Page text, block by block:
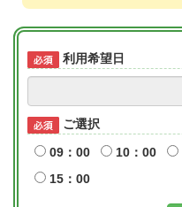
利用希望日
ご選択
09：00
10：00
15：00